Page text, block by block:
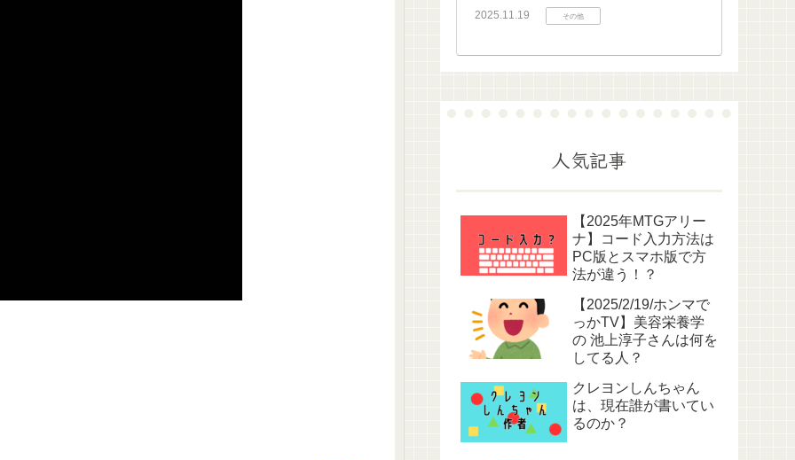
2025.11.19 その他
人気記事
【2025年MTGアリー
ナ】コード入力方法は
PC版とスマホ版で方
法が違う！？
【2025/2/19/ホンマで
っかTV】美容栄養学
の 池上淳子さんは何を
してる人？
クレヨンしんちゃん
は、現在誰が書いてい
るのか？